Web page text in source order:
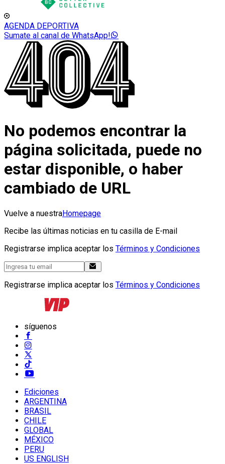
AGENDA DEPORTIVA
Sumate al canal de WhatsApp!
No podemos encontrar la
página solicitada, puede no
estar disponible, o haber
cambiado de URL
Vuelve a nuestraHomepage
Recibe las últimas noticias en tu casilla de E-mail
Registrarse implica aceptar los Términos y Condiciones
Registrarse implica aceptar los Términos y Condiciones
síguenos
Ediciones
ARGENTINA
BRASIL
CHILE
GLOBAL
MÉXICO
PERU
US ENGLISH